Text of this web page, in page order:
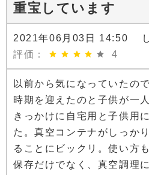
重宝しています
2021年06月03日 14:50 し
評価：
4
以前から気になっていたの
時期を迎えたのと子供が一
きっかけに自宅用と子供用
た。真空コンテナがしっか
ることにビックリ。使い方
保存だけでなく、真空調理